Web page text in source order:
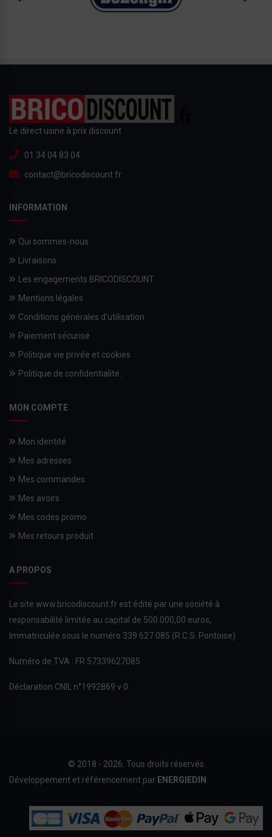
Le direct usine à prix discount
01 34 04 83 04
contact@bricodiscount.fr
INFORMATION
Qui sommes-nous
Livraisons
Les engagements BRICODISCOUNT
Mentions légales
Conditions générales d'utilisation
Paiement sécurisé
Politique vie privée et cookies
Politique de confidentialité.
MON COMPTE
Mon identité
Mes adresses
Mes commandes
Mes avoirs
Mes codes promo
Mes retours produit
A PROPOS
Le site www.bricodiscount.fr est édité par une société à
responsabilité limitée au capital de 500.000,00 euros,
Immatriculée sous le numéro 339 627 085 (R.C.S. Pontoise)
Numéro de TVA : FR 57339627085
Déclaration CNIL n°1992869 v 0
© 2018 - 2026. Tous droits réservés
Développement et référencement par ENERGIEDIN